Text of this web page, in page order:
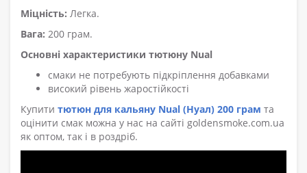
Міцність: Легка.
Вага: 200 грам.
Основні характеристики тютюну Nual
смаки не потребують підкріплення добавками
високий рівень жаростійкості
Купити тютюн для кальяну Nual (Нуал) 200 грам та
оцінити смак можна у нас на сайті goldensmoke.com.ua
як оптом, так і в роздріб.